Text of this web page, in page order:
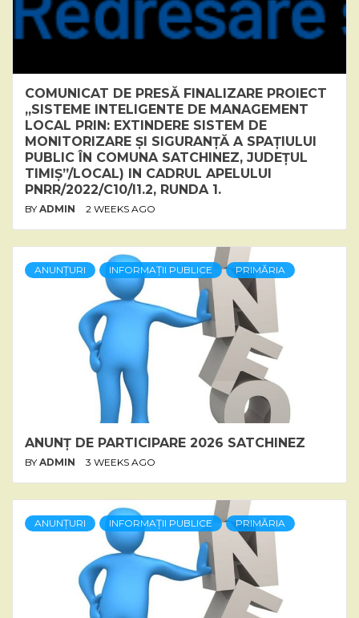
COMUNICAT DE PRESĂ FINALIZARE PROIECT
„SISTEME INTELIGENTE DE MANAGEMENT
LOCAL PRIN: EXTINDERE SISTEM DE
MONITORIZARE ȘI SIGURANȚĂ A SPAȚIULUI
PUBLIC ÎN COMUNA SATCHINEZ, JUDEȚUL
TIMIȘ”/LOCAL) IN CADRUL APELULUI
PNRR/2022/C10/I1.2, RUNDA 1.
BY ADMIN 2 WEEKS AGO
ANUNȚURI INFORMAȚII PUBLICE PRIMĂRIA
ANUNȚ DE PARTICIPARE 2026 SATCHINEZ
BY ADMIN 3 WEEKS AGO
ANUNȚURI INFORMAȚII PUBLICE PRIMĂRIA